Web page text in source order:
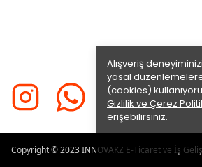
Alışveriş
yasal
(cookies)
Gizlilik ve Çerez
erişebilirsiniz.
Copyright © 2023INNOVAKZ E-Ticaret ve İş